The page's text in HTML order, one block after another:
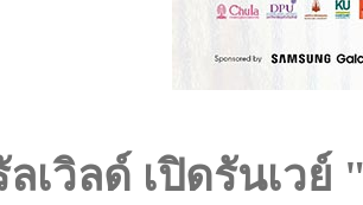
เวิลด์ เปิดรันเวย์